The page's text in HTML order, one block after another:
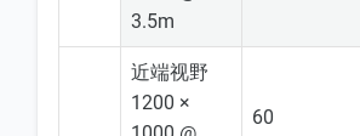
3.5m
近端视野
1200 ×
60